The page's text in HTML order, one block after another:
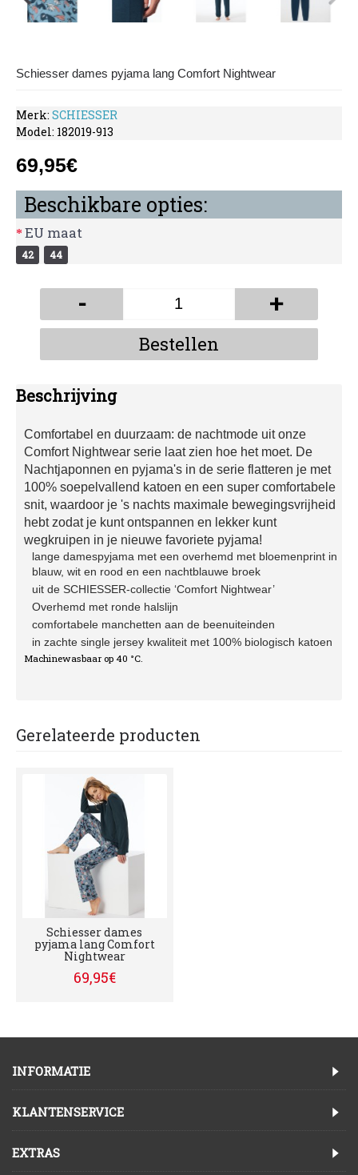
Schiesser dames pyjama lang Comfort Nightwear
Merk: SCHIESSER
Model: 182019-913
69,95€
Beschikbare opties:
EU maat
42 44
- +
Bestellen
Beschrijving
Comfortabel en duurzaam: de nachtmode uit onze
Comfort Nightwear serie laat zien hoe het moet. De
Nachtjaponnen en pyjama's in de serie flatteren je met
100% soepelvallend katoen en een super comfortabele
snit, waardoor je 's nachts maximale bewegingsvrijheid
hebt zodat je kunt ontspannen en lekker kunt
wegkruipen in je nieuwe favoriete pyjama!
lange damespyjama met een overhemd met bloemenprint in
blauw, wit en rood en een nachtblauwe broek
uit de SCHIESSER-collectie ‘Comfort Nightwear’
Overhemd met ronde halslijn
comfortabele manchetten aan de beenuiteinden
in zachte single jersey kwaliteit met 100% biologisch katoen
Machinewasbaar op 40 °C.
Gerelateerde producten
Schiesser dames
pyjama lang Comfort
Nightwear
69,95€
INFORMATIE
KLANTENSERVICE
EXTRAS